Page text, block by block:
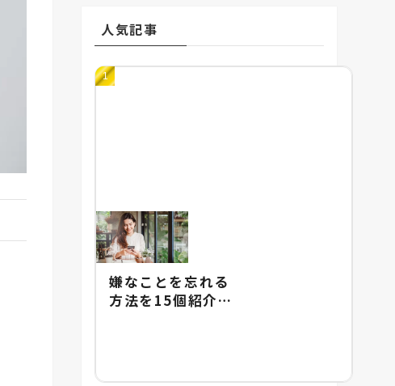
人気記事
嫌なことを忘れる
方法を15個紹介！